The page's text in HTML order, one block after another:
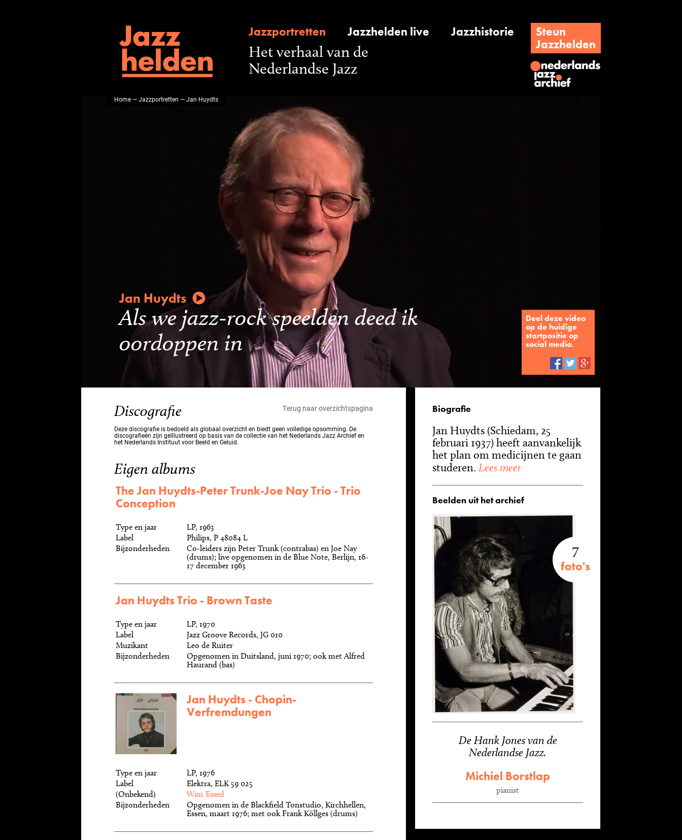
Jazzportretten Jazzhelden live Jazzhistorie
Steun
Jazzhelden
Het verhaal van de
Nederlandse Jazz
Home—Jazzportretten — Jan Huydts
Jan Huydts
Als we jazz-rock speelden deed ik
oordoppen in
Deel deze video
op de huidige
startpositie op
social media.
Discografie Terug naar overzichtspagina
Deze discografie is bedoeld als globaal overzicht en biedt geen volledige opsomming. De
discografieën zijn geïllustreerd op basis van de collectie van het Nederlands Jazz Archief en
het Nederlands Instituut voor Beeld en Geluid.
Eigen albums
The Jan Huydts-Peter Trunk-Joe Nay Trio - Trio
Conception
Type en jaar
LP, 1963
Label
Philips, P 48084 L
Bijzonderheden
Co-leiders zijn Peter Trunk (contrabas) en Joe Nay
(drums); live opgenomen in de Blue Note, Berlijn, 16-
17 december 1963
Jan Huydts Trio - Brown Taste
Type en jaar
LP, 1970
Label
Jazz Groove Records, JG 010
Muzikant
Leo de Ruiter
Bijzonderheden
Opgenomen in Duitsland, juni 1970; ook met Alfred
Haurand (bas)
Jan Huydts - Chopin-
Verfremdungen
Type en jaar
LP, 1976
Label
Elektra, ELK 59 025
(onbekend)
Wim Essed
Bijzonderheden
Opgenomen in de Blackfield Tonstudio, Kirchhellen,
Essen, maart 1976; met ook Frank Köllges (drums)
Biografie
Jan Huydts (Schiedam, 25
februari 1937) heeft aanvankelijk
het plan om medicijnen te gaan
studeren. Lees meer
Beelden uit het archief
7
foto's
De Hank Jones van de
Nederlandse Jazz.
Michiel Borstlap
pianist